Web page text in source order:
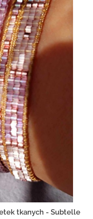
tkanych - Subtelle